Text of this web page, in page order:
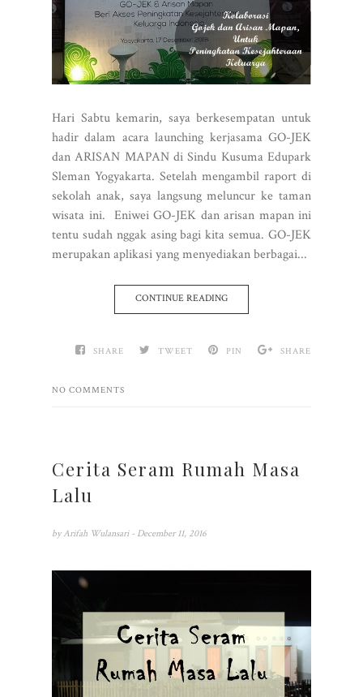
Hari Sabtu kemarin, saya berkesempatan untuk
hadir dalam acara launching kerjasama GO-JEK
dan ARISAN MAPAN di Sindu Kusuma Edupark
Sleman Yogyakarta. Setelah mengambil raport di
sekolah anak, saya langsung meluncur ke taman
wisata ini. Eniwei GO-JEK dan arisan mapan ini
tentu sudah nggak asing bagi kita semua. GO-JEK
merupakan aplikasi yang menyediakan berbagai...
CONTINUE READING
SHARE TWEET PIN SHARE
NO COMMENTS
Cerita Seram Rumah Masa
Lalu
by Arifah Wulansari - December 11, 2016